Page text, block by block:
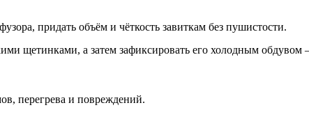
придать объём и чёткость завиткам без пушистости.
щетинками, а затем зафиксировать его холодным
перегрева и повреждений.